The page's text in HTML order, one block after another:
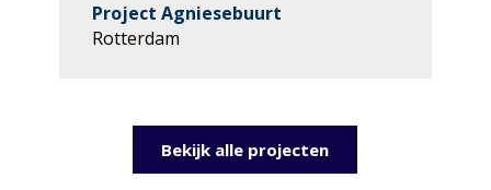
Project Agniesebuurt
Rotterdam
Bekijk alle projecten